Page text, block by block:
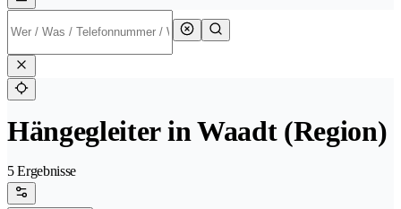
Hängegleiter in Waadt (Region)
5 Ergebnisse